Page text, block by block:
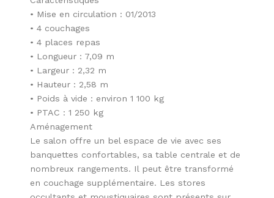
• Mise en circulation : 01/2013
• 4 couchages
• 4 places repas
• Longueur : 7,09 m
• Largeur : 2,32 m
• Hauteur : 2,58 m
• Poids à vide : environ 1 100 kg
• PTAC : 1 250 kg
Aménagement
Le salon offre un bel espace de vie avec ses
banquettes confortables, sa table centrale et de
nombreux rangements. Il peut être transformé
en couchage supplémentaire. Les stores